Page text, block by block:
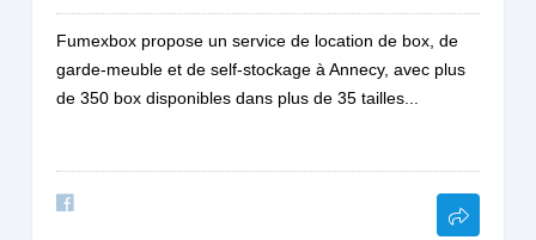
Fumexbox propose un service de location de box, de
garde-meuble et de self-stockage à Annecy, avec plus
de 350 box disponibles dans plus de 35 tailles...